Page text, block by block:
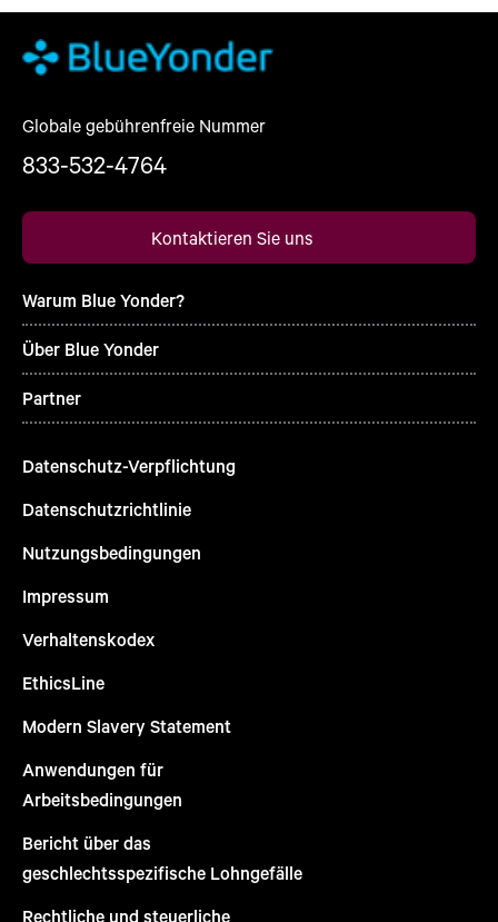
Globale gebührenfreie Nummer
833-532-4764
Kontaktieren Sie uns
Warum Blue Yonder?
Über Blue Yonder
Partner
Datenschutz-Verpflichtung
Datenschutzrichtlinie
Nutzungsbedingungen
Impressum
Verhaltenskodex
EthicsLine
Modern Slavery Statement
Anwendungen für
Arbeitsbedingungen
Bericht über das
geschlechtsspezifische Lohngefälle
Rechtliche und steuerliche